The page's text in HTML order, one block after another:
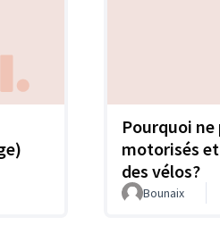
Pourquoi ne
motorisés
des vélos?
Bounaix